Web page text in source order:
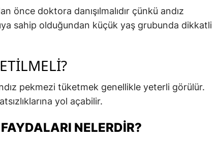
önce doktora danışılmalıdır çünkü andız
sahip olduğundan küçük yaş grubunda dikkatli
pekmezi tüketmek genellikle yeterli görülür.
yol açabilir.
NELERDIR?